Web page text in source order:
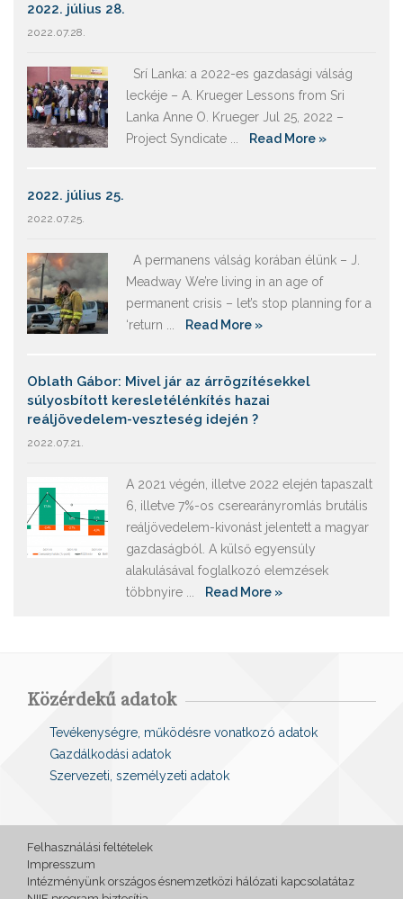
2022. július 28.
2022.07.28.
Srí Lanka: a 2022-es gazdasági válság
leckéje – A. Krueger Lessons from Sri
Lanka Anne O. Krueger Jul 25, 2022 –
Project Syndicate ...
Read More »
2022. július 25.
2022.07.25.
A permanens válság korában élünk – J.
Meadway We’re living in an age of
permanent crisis – let’s stop planning for a
‘return ...
Read More »
Oblath Gábor: Mivel jár az árrögzítésekkel
súlyosbított keresletélénkítés hazai
reáljövedelem-veszteség idején ?
2022.07.21.
A 2021 végén, illetve 2022 elején tapaszalt
6, illetve 7%-os cserearányromlás brutális
reáljövedelem-kivonást jelentett a magyar
gazdaságból. A külső egyensúly
alakulásával foglalkozó elemzések
többnyire ...
Read More »
Közérdekű adatok
Tevékenységre, működésre vonatkozó adatok
Gazdálkodási adatok
Szervezeti, személyzeti adatok
Felhasználási feltételek
Impresszum
Intézményünk országos ésnemzetközi hálózati kapcsolatátaz